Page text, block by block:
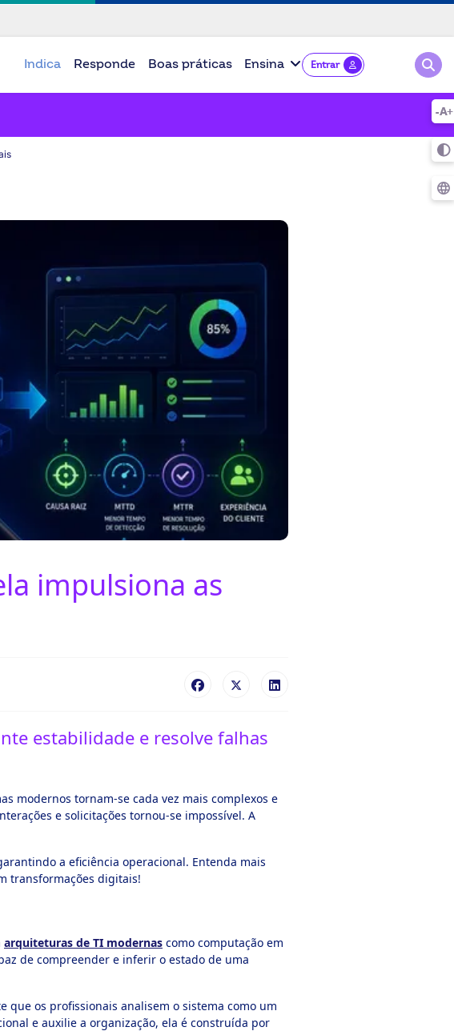
Indica Responde Boas práticas Ensina Entrar
impulsiona as
estabilidade e resolve falhas
modernos tornam-se cada vez mais complexos e
e solicitações tornou-se impossível. A
a eficiência operacional. Entenda mais
transformações digitais!
arquiteturas de TI modernas como computação em
de compreender e inferir o estado de uma
os profissionais analisem o sistema como um
e auxilie a organização, ela é construída por